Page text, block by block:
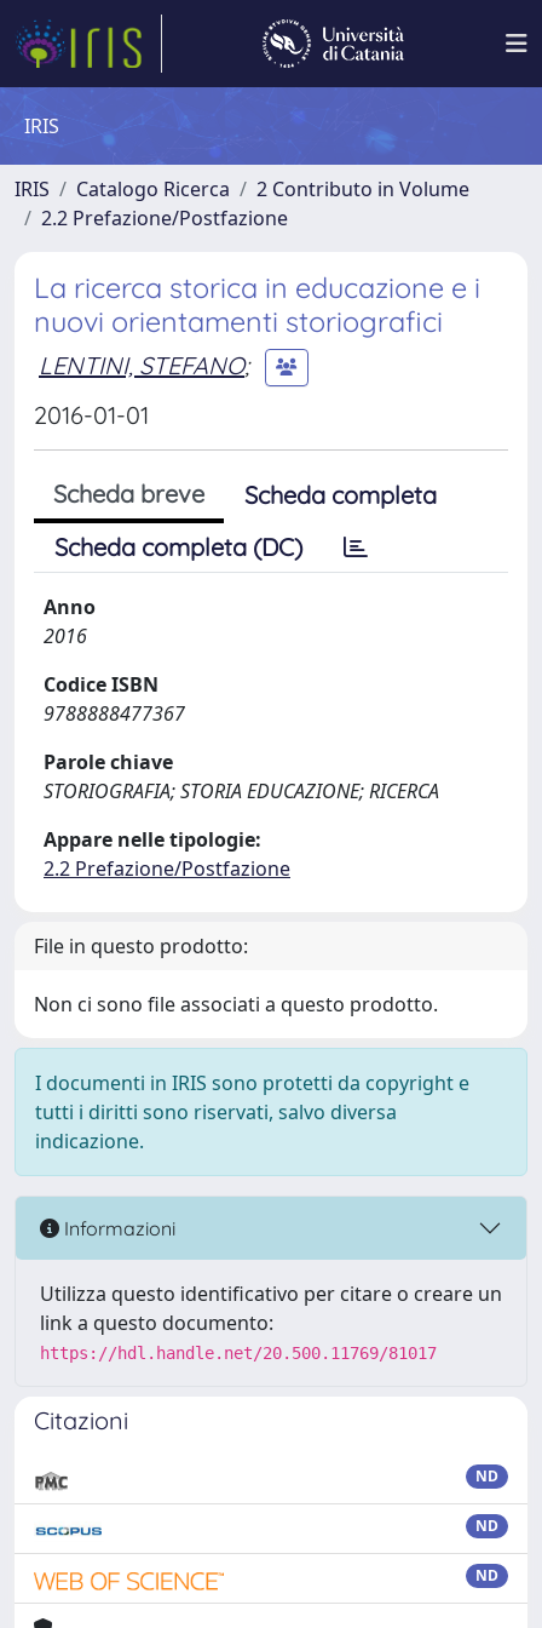
IRIS
IRIS Catalogo Ricerca
2 Contributo in Volume
2.2 Prefazione/Postfazione
La ricerca storica in educazione e i
nuovi orientamenti storiografici
LENTINI, STEFANO;
2016-01-01
Scheda breve
Scheda completa
Scheda completa (DC)
Anno
2016
Codice ISBN
9788888477367
Parole chiave
STORIOGRAFIA; STORIA EDUCAZIONE; RICERCA
Appare nelle tipologie:
2.2 Prefazione/Postfazione
File in questo prodotto:
Non ci sono file associati a questo prodotto.
I documenti in IRIS sono protetti da copyright e
tutti i diritti sono riservati, salvo diversa
indicazione.
Informazioni
Utilizza questo identificativo per citare o creare un
link a questo documento:
https://hdl.handle.net/20.500.11769/81017
Citazioni
ND
ND
ND